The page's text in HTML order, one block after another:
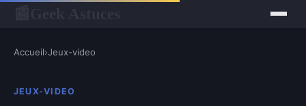
Accueil›Jeux-video
JEUX-VIDEO